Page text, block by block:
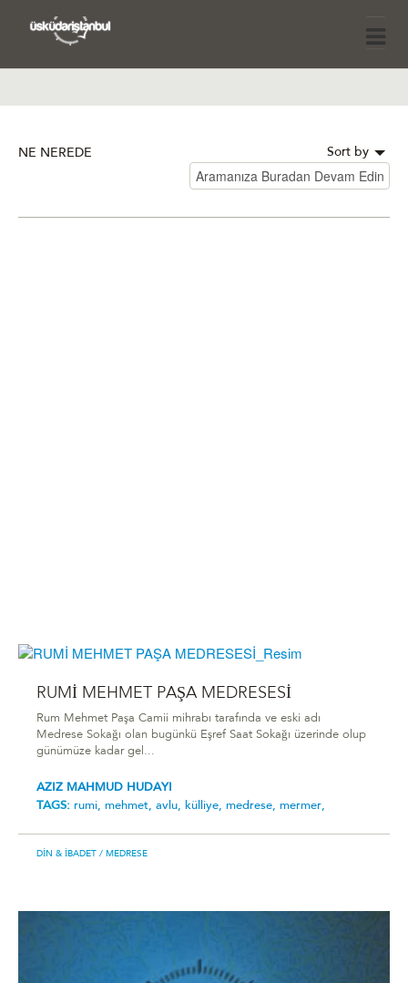
NE NEREDE Sort by
RUMİ MEHMET PAŞA MEDRESESİ
Rum Mehmet Paşa Camii mihrabı tarafında ve eski adı
Medrese Sokağı olan bugünkü Eşref Saat Sokağı üzerinde olup
günümüze kadar gel...
AZIZ MAHMUD HUDAYI
TAGS: rumi, mehmet, avlu, külliye, medrese, mermer,
DIN & İBADET / MEDRESE